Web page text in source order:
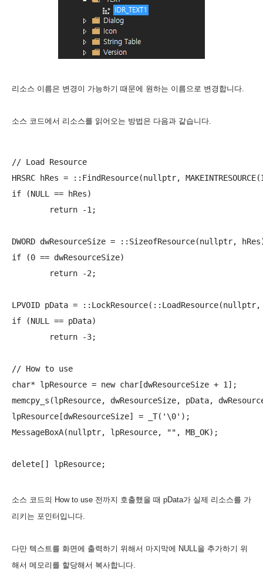
리소스 이름은 변경이 가능하기 때문에 원하는 이름으로 변경합니다.
소스 코드에서 리소스를 읽어오는 방법은 다음과 같습니다.
// Load Resource
HRSRC hRes = ::FindResource(nullptr,
if (NULL == hRes)
DWORD dwResourceSize = ::SizeofResource(nullptr,
if (0 == dwResourceSize)
LPVOID pData =
if (NULL == pData)
// How to use
char* lpResource = new char[dwResourceSize + 1];
memcpy_s(lpResource, dwResourceSize, pData,
lpResource[dwResourceSize] = _T('\0');
MessageBoxA(nullptr, lpResource, "", MB_OK);
소스 코드의 How to use 전까지 호출했을 때 pData가 실제 리소스를 가
리키는 포인터입니다.
다만 텍스트를 화면에 출력하기 위해서 마지막에 NULL을 추가하기 위
해서 메모리를 할당해서 복사합니다.